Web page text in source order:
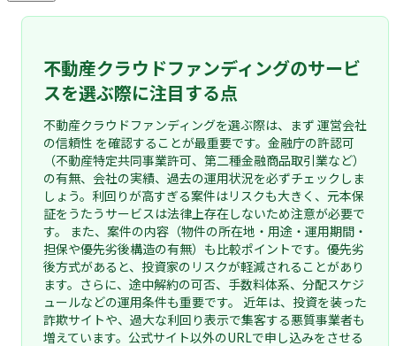
不動産クラウドファンディングのサービ
スを選ぶ際に注目する点
不動産クラウドファンディングを選ぶ際は、まず 運営会社
の信頼性 を確認することが最重要です。金融庁の許認可
（不動産特定共同事業許可、第二種金融商品取引業など）
の有無、会社の実績、過去の運用状況を必ずチェックしま
しょう。利回りが高すぎる案件はリスクも大きく、元本保
証をうたうサービスは法律上存在しないため注意が必要で
す。 また、案件の内容（物件の所在地・用途・運用期間・
担保や優先劣後構造の有無）も比較ポイントです。優先劣
後方式があると、投資家のリスクが軽減されることがあり
ます。さらに、途中解約の可否、手数料体系、分配スケジ
ュールなどの運用条件も重要です。 近年は、投資を装った
詐欺サイトや、過大な利回り表示で集客する悪質事業者も
増えています。公式サイト以外のURLで申し込みをさせる